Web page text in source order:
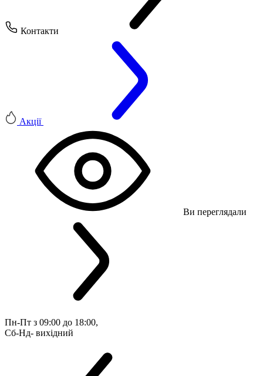
Контакти
Акції
Ви переглядали
Пн-Пт з 09:00 до 18:00,
Сб-Нд- вихідний